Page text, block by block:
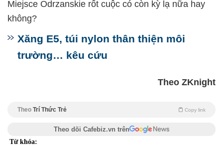
Miejsce Odrzanskie rốt cuộc có còn kỳ lạ nữa hay
không?
Xăng E5, túi nylon thân thiện môi
trường… kêu cứu
Theo ZKnight
Theo Trí Thức Trẻ Copy link
Theo dõi Cafebiz.vn trên
Từ khóa: